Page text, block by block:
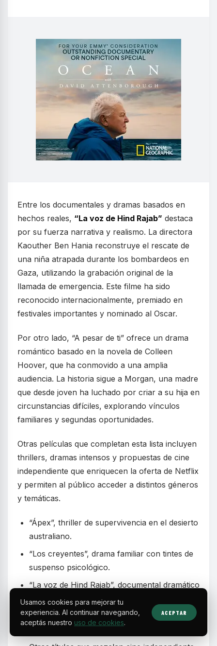
Entre los documentales y dramas basados en
hechos reales, “La voz de Hind Rajab” destaca
por su fuerza narrativa y realismo. La directora
Kaouther Ben Hania reconstruye el rescate de
una niña atrapada durante los bombardeos en
Gaza, utilizando la grabación original de la
llamada de emergencia. Este filme ha sido
reconocido internacionalmente, premiado en
festivales importantes y nominado al Oscar.
Por otro lado, “A pesar de ti” ofrece un drama
romántico basado en la novela de Colleen
Hoover, que ha conmovido a una amplia
audiencia. La historia sigue a Morgan, una madre
que desde joven ha luchado por criar a su hija en
circunstancias difíciles, explorando vínculos
familiares y segundas oportunidades.
Otras películas que completan esta lista incluyen
thrillers, dramas intensos y propuestas de cine
independiente que enriquecen la oferta de Netflix
y permiten al público acceder a distintos géneros
y temáticas.
“Ápex”, thriller de supervivencia en el desierto
australiano.
“Los creyentes”, drama familiar con tintes de
suspenso psicológico.
“La voz de Hind Rajab”, documental dramático
sobre una crisis humanitaria.
“A pesar de ti”, drama romántico basado en
una novela best-seller.
Usamos cookies para mejorar tu
experiencia. Al continuar navegando,
aceptás nuestro uso de cookies.
ACEPTAR